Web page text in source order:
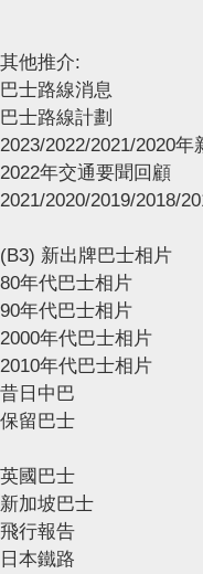
其他推介:
巴士路線消息
巴士路線計劃
2023/2022/2021/2020年
2022年交通要聞回顧
2021/2020/2019/2018/
(B3) 新出牌巴士相片
80年代巴士相片
90年代巴士相片
2000年代巴士相片
2010年代巴士相片
昔日中巴
保留巴士
英國巴士
新加坡巴士
飛行報告
日本鐵路